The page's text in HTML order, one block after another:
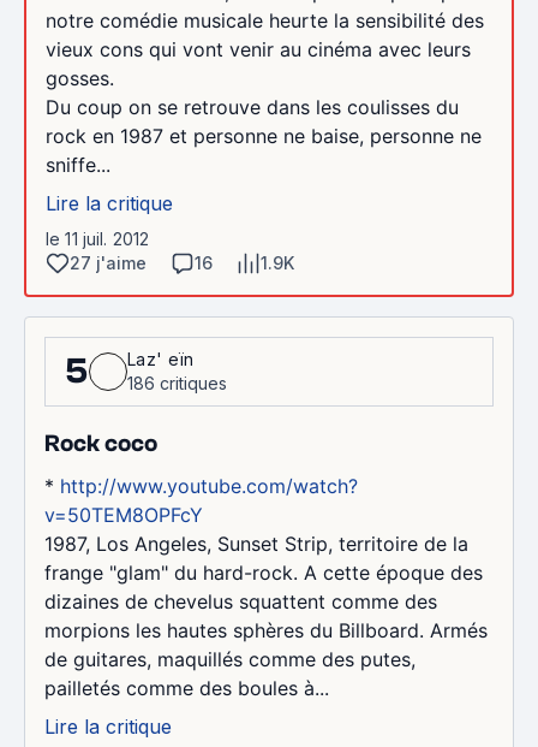
notre comédie musicale heurte la sensibilité des
vieux cons qui vont venir au cinéma avec leurs
gosses.
Du coup on se retrouve dans les coulisses du
rock en 1987 et personne ne baise, personne ne
sniffe...
Lire la critique
le 11 juil. 2012
27 j'aime
16 1.9K
5
Laz' eïn
186 critiques
Rock coco
* http://www.youtube.com/watch?
v=50TEM8OPFcY
1987, Los Angeles, Sunset Strip, territoire de la
frange "glam" du hard-rock. A cette époque des
dizaines de chevelus squattent comme des
morpions les hautes sphères du Billboard. Armés
de guitares, maquillés comme des putes,
pailletés comme des boules à...
Lire la critique